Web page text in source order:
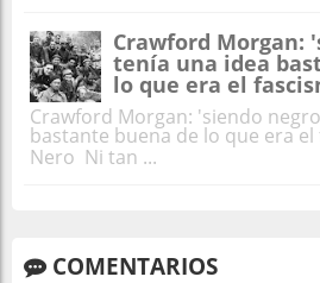
Crawford Morgan:
tenía una idea
lo que era el
Crawford Morgan: 'siendo
bastante buena de lo que era
Nero Ni tan ...
COMENTARIOS